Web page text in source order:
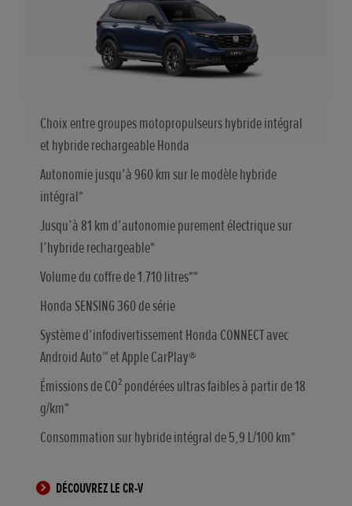
Choix entre groupes motopropulseurs hybride intégral
et hybride rechargeable Honda
Autonomie jusqu’à 960 km sur le modèle hybride
intégral*
Jusqu’à 81 km d’autonomie purement électrique sur
l’hybride rechargeable*
Volume du coffre de 1.710 litres**
Honda SENSING 360 de série
Système d’infodivertissement Honda CONNECT avec
Android Auto™ et Apple CarPlay®
Émissions de CO² pondérées ultras faibles à partir de 18
g/km*
Consommation sur hybride intégral de 5,9 L/100 km*
DÉCOUVREZ LE CR-V